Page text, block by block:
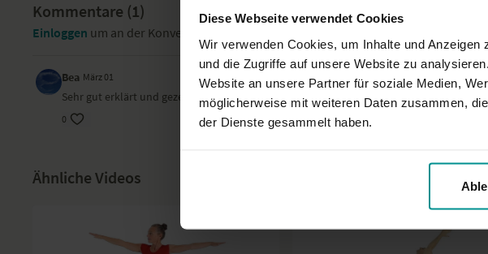
Diese Webseite verwendet Cookies
Wir verwenden Cookies, um Inhalte und
und die Zugriffe auf unsere Website zu
Website an unsere Partner für soziale Medien,
möglicherweise mit weiteren Daten zusammen,
der Dienste gesammelt haben.
Kommentare (1)
Einloggen um an der Konversation teilzunehmen
Bea März 01
Sehr gut erklärt und gezeigt.zur Überprüfung der korrekten Ausführung prima. Danke
0
Ähnliche Videos